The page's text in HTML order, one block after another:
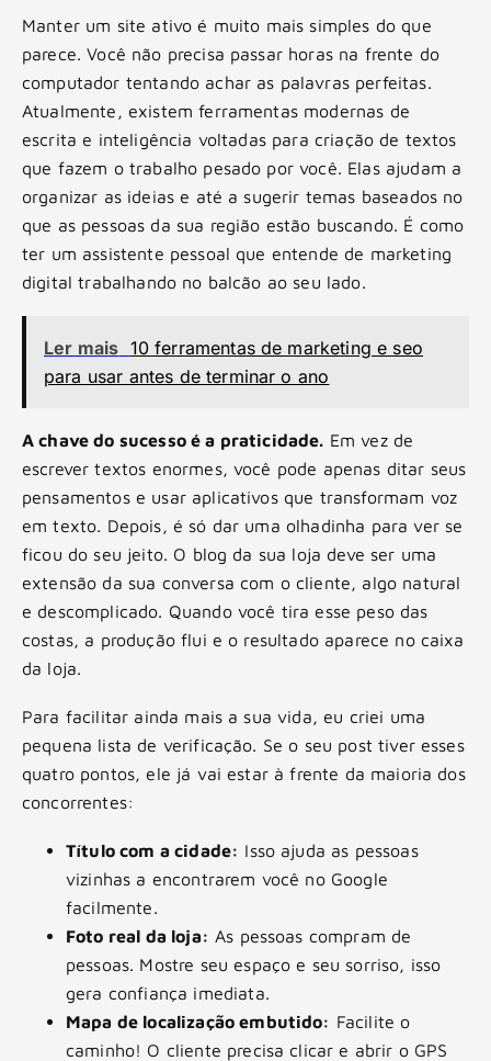
Manter um site ativo é muito mais simples do que
parece. Você não precisa passar horas na frente do
computador tentando achar as palavras perfeitas.
Atualmente, existem ferramentas modernas de
escrita e inteligência voltadas para criação de textos
que fazem o trabalho pesado por você. Elas ajudam a
organizar as ideias e até a sugerir temas baseados no
que as pessoas da sua região estão buscando. É como
ter um assistente pessoal que entende de marketing
digital trabalhando no balcão ao seu lado.
Ler mais 10 ferramentas de marketing e seo
para usar antes de terminar o ano
A chave do sucesso é a praticidade. Em vez de
escrever textos enormes, você pode apenas ditar seus
pensamentos e usar aplicativos que transformam voz
em texto. Depois, é só dar uma olhadinha para ver se
ficou do seu jeito. O blog da sua loja deve ser uma
extensão da sua conversa com o cliente, algo natural
e descomplicado. Quando você tira esse peso das
costas, a produção flui e o resultado aparece no caixa
da loja.
Para facilitar ainda mais a sua vida, eu criei uma
pequena lista de verificação. Se o seu post tiver esses
quatro pontos, ele já vai estar à frente da maioria dos
concorrentes:
Título com a cidade: Isso ajuda as pessoas
vizinhas a encontrarem você no Google
facilmente.
Foto real da loja: As pessoas compram de
pessoas. Mostre seu espaço e seu sorriso, isso
gera confiança imediata.
Mapa de localização embutido: Facilite o
caminho! O cliente precisa clicar e abrir o GPS